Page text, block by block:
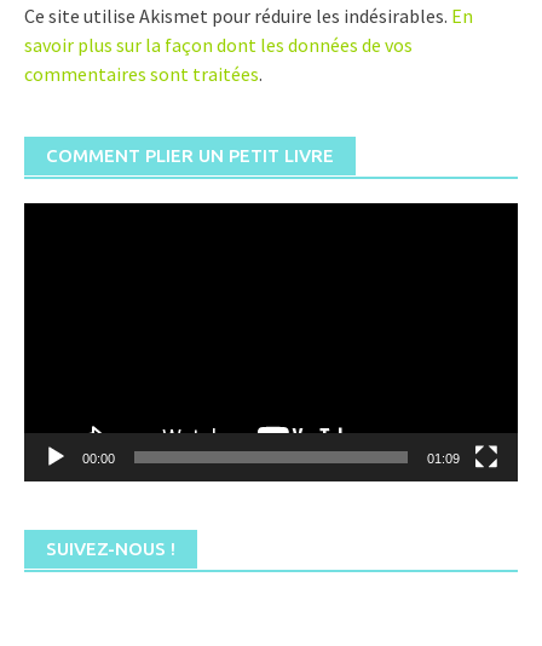
Ce site utilise Akismet pour réduire les indésirables. En
savoir plus sur la façon dont les données de vos
commentaires sont traitées.
COMMENT PLIER UN PETIT LIVRE
00:00 01:09
SUIVEZ-NOUS !